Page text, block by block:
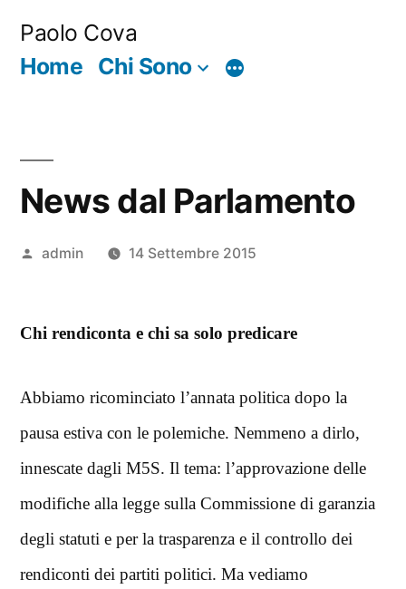
Paolo Cova
Home Chi Sono
Di
News dal Parlamento
Pubblicato
admin 14 Settembre 2015
Chi rendiconta e chi sa solo predicare
Abbiamo ricominciato l’annata politica dopo la
pausa estiva con le polemiche. Nemmeno a dirlo,
innescate dagli M5S. Il tema: l’approvazione delle
modifiche alla legge sulla Commissione di garanzia
degli statuti e per la trasparenza e il controllo dei
rendiconti dei partiti politici. Ma vediamo